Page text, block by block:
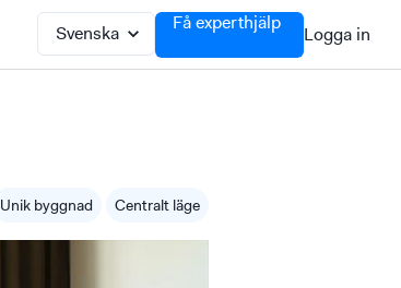
Få experthjälp
Logga in
Unik byggnad Centralt läge